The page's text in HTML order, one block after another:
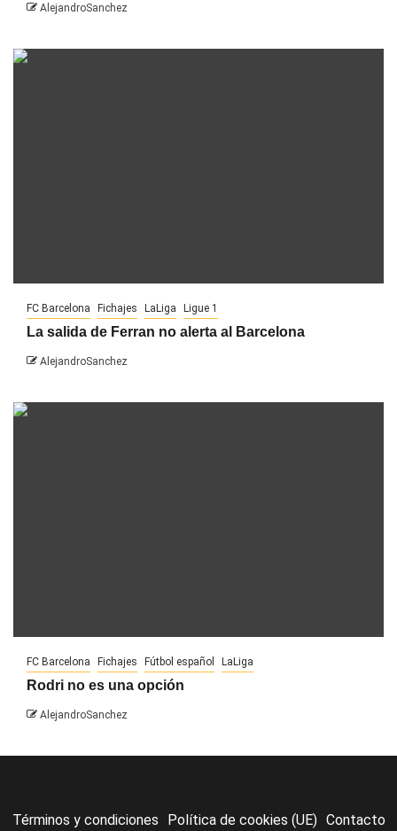
AlejandroSanchez
FC Barcelona Fichajes LaLiga Ligue 1
La salida de Ferran no alerta al Barcelona
AlejandroSanchez
FC Barcelona Fichajes Fútbol español LaLiga
Rodri no es una opción
AlejandroSanchez
Términos y condiciones Política de cookies (UE) Contacto